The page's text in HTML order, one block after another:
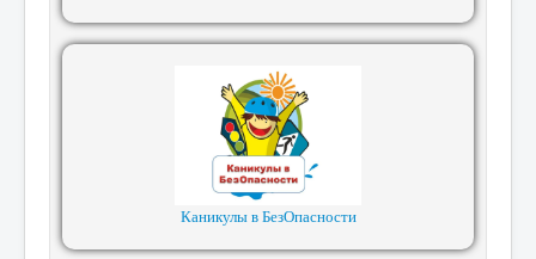
Каникулы в БезОпасности